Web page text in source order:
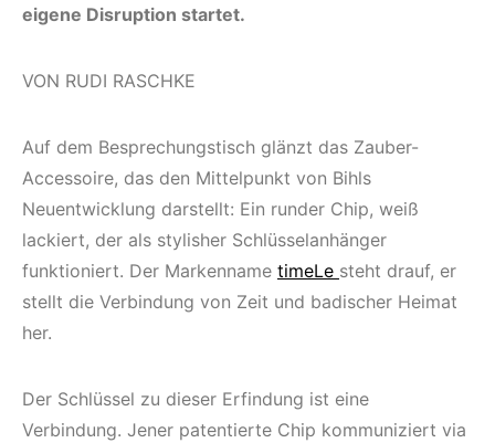
eigene Disruption startet.
VON RUDI RASCHKE
Auf dem Besprechungstisch glänzt das Zauber-
Accessoire, das den Mittelpunkt von Bihls
Neuentwicklung darstellt: Ein runder Chip, weiß
lackiert, der als stylisher Schlüsselanhänger
funktioniert. Der Markenname timeLe steht drauf, er
stellt die Verbindung von Zeit und badischer Heimat
her.
Der Schlüssel zu dieser Erfindung ist eine
Verbindung. Jener patentierte Chip kommuniziert via